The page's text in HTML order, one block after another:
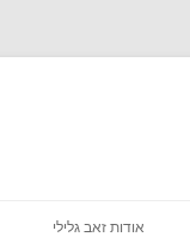
אודות זאב גלילי